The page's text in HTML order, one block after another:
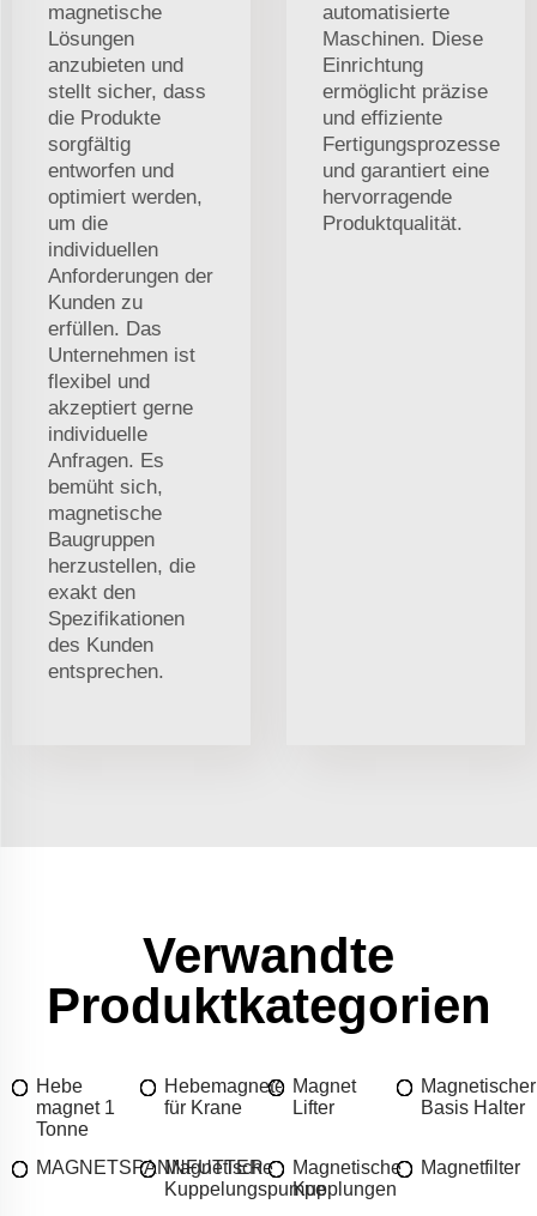
magnetische
Lösungen
anzubieten und
stellt sicher, dass
die Produkte
sorgfältig
entworfen und
optimiert werden,
um die
individuellen
Anforderungen der
Kunden zu
erfüllen. Das
Unternehmen ist
flexibel und
akzeptiert gerne
individuelle
Anfragen. Es
bemüht sich,
magnetische
Baugruppen
herzustellen, die
exakt den
Spezifikationen
des Kunden
entsprechen.
automatisierte
Maschinen. Diese
Einrichtung
ermöglicht präzise
und effiziente
Fertigungsprozesse
und garantiert eine
hervorragende
Produktqualität.
Verwandte
Produktkategorien
Hebe
magnet 1
Tonne
Hebemagnete
für Krane
Magnet
Lifter
Magnetischer
Basis Halter
MAGNETSPANNFUTTER
Magnetische
Kuppelungspumpe
Magnetische
Kupplungen
Magnetfilter